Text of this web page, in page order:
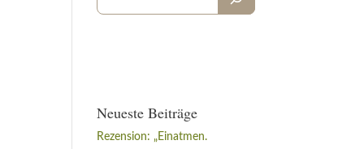
Neueste Beiträge
Rezension: „Einatmen.